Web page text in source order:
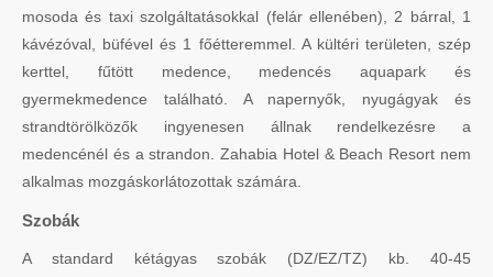
mosoda és taxi szolgáltatásokkal (felár ellenében), 2 bárral, 1
kávézóval, büfével és 1 főétteremmel. A kültéri területen, szép
kerttel, fűtött medence, medencés aquapark és
gyermekmedence található. A napernyők, nyugágyak és
strandtörölközők ingyenesen állnak rendelkezésre a
medencénél és a strandon. Zahabia Hotel & Beach Resort nem
alkalmas mozgáskorlátozottak számára.
Szobák
A standard kétágyas szobák (DZ/EZ/TZ) kb. 40-45